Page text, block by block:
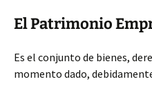
El Patrimonio
Es el conjunto de bienes,
momento dado,